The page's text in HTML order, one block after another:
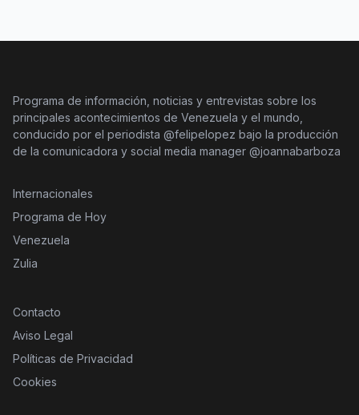
Programa de información, noticias y entrevistas sobre los
principales acontecimientos de Venezuela y el mundo,
conducido por el periodista @felipelopez bajo la producción
de la comunicadora y social media manager @joannabarboza
Internacionales
Programa de Hoy
Venezuela
Zulia
Contacto
Aviso Legal
Políticas de Privacidad
Cookies